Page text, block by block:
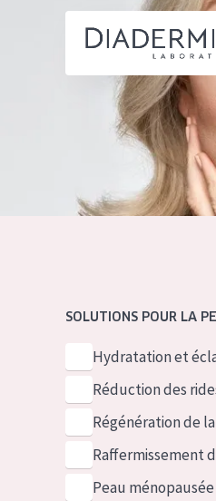
SOLUTIONS
Hydratation et
Réduction des
Peau
Composition
À propos
SOLUTIONS POUR LA
Hydratation et
Réduction des
Régénération de
Raffermissement
Peau ménopausée